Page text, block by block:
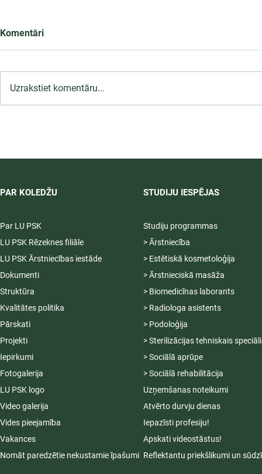
Komentāri
Uzrakstiet komentāru...
PAR KOLEDŽU
Par LU PSK
LU PSK Rēzeknes filiāle
LU PSK Ārstniecības iestāde
Dokumenti
Struktūra
Kvalitātes politika
Pārskati
Projekti
Iepirkumi
Fotogalerija
LU PSK logo
Video galerija
Vides pieejamība
Vakances
Nomāt paredzētie nekustamie īpašumi
STUDIJU IESPĒJAS
Studiju programmas
> Ārstniecība
> Estētiskā kosmetoloģija
> Ārstnieciskā masāža
> Biomedicīnas laborants
> Radiologa asistents
> Podoloģija
> Sterilizācijas tehniskais
> Sociālā aprūpe
> Sociālā rehabilitācija
Uzņemšanas noteikumi
Atvērto durvju dienas
Iepazīsti profesiju!
Apskati videostāstus!
Reflektantu priekšlikumi un